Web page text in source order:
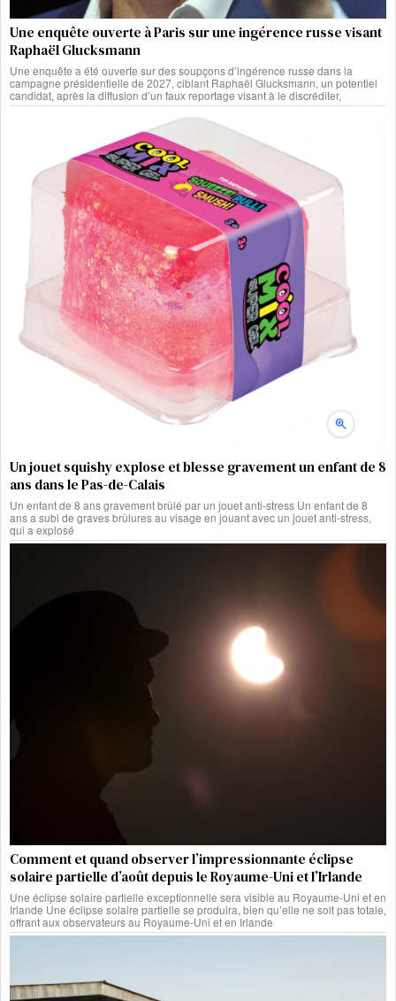
Une enquête ouverte à Paris sur une ingérence russe visant
Raphaël Glucksmann
Une enquête a été ouverte sur des soupçons d’ingérence russe dans la
campagne présidentielle de 2027, ciblant Raphaël Glucksmann, un potentiel
candidat, après la diffusion d’un faux reportage visant à le discréditer,
Un jouet squishy explose et blesse gravement un enfant de 8
ans dans le Pas-de-Calais
Un enfant de 8 ans gravement brûlé par un jouet anti-stress Un enfant de 8
ans a subi de graves brûlures au visage en jouant avec un jouet anti-stress,
qui a explosé
Comment et quand observer l’impressionnante éclipse
solaire partielle d’août depuis le Royaume-Uni et l’Irlande
Une éclipse solaire partielle exceptionnelle sera visible au Royaume-Uni et en
Irlande Une éclipse solaire partielle se produira, bien qu’elle ne soit pas totale,
offrant aux observateurs au Royaume-Uni et en Irlande